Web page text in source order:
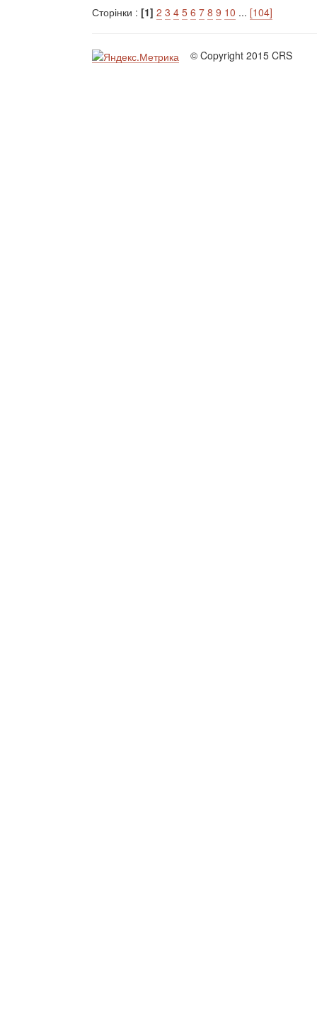
Сторінки : [1] 2 3 4 5 6 7 8 9 10 ... [104]
© Copyright 2015 CRS